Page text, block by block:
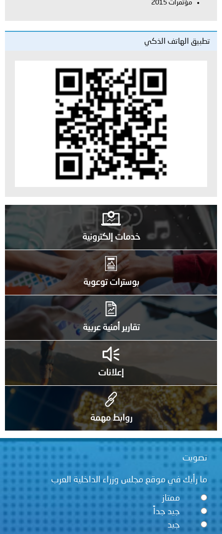
مؤتمرات 2015
تطبيق الهاتف الذكي
خدمات إلكترونية
بوسترات توعوية
تقارير أمنية عربية
إعلانات
روابط مهمة
تصويت
ما رأيك في موقع مجلس وزراء الداخلية العرب
ممتاز
جيد جداً
جيد